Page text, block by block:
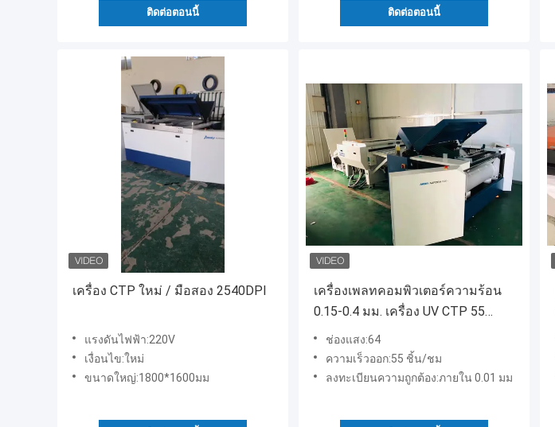
ติดต่อตอนนี้ ติดต่อตอนนี้
เครื่อง CTP ใหม่ / มือสอง 2540DPI
แรงดันไฟฟ้า:220V
เงื่อนไข:ใหม่
ขนาดใหญ่:1800*1600มม
เครื่องเพลทคอมพิวเตอร์ความร้อน
0.15-0.4 มม. เครื่อง UV CTP 55
แผ่น/ชม.
ช่องแสง:64
ความเร็วออก:55 ชิ้น/ชม
ลงทะเบียนความถูกต้อง:ภายใน 0.01 มม